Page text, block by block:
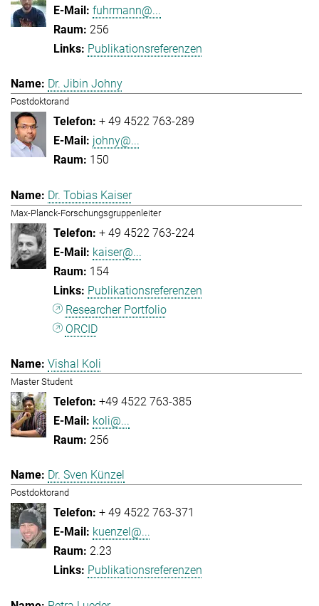
fuhrmann@...
256
Publikationsreferenzen
Dr. Jibin Johny
Postdoktorand
+ 49 4522 763-289
johny@...
150
Dr. Tobias Kaiser
Max-Planck-Forschungsgruppenleiter
+ 49 4522 763-224
kaiser@...
154
Publikationsreferenzen
Researcher Portfolio
ORCID
Vishal Koli
Master Student
+49 4522 763-385
koli@...
256
Dr. Sven Künzel
Postdoktorand
+ 49 4522 763-371
kuenzel@...
2.23
Publikationsreferenzen